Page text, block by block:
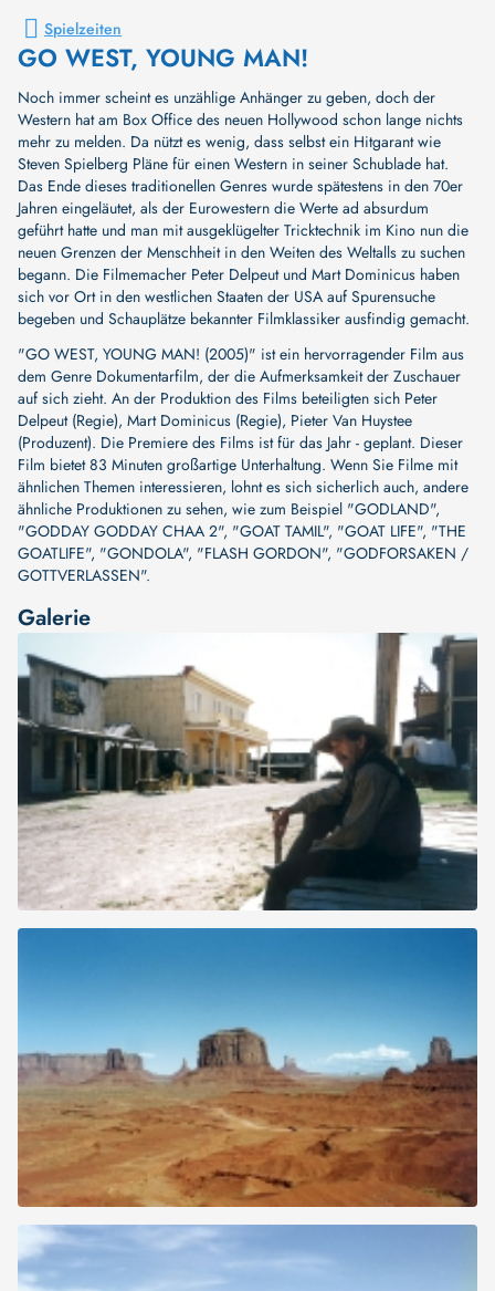
Spielzeiten
GO WEST, YOUNG MAN!
Noch immer scheint es unzählige Anhänger zu geben, doch der
Western hat am Box Office des neuen Hollywood schon lange nichts
mehr zu melden. Da nützt es wenig, dass selbst ein Hitgarant wie
Steven Spielberg Pläne für einen Western in seiner Schublade hat.
Das Ende dieses traditionellen Genres wurde spätestens in den 70er
Jahren eingeläutet, als der Eurowestern die Werte ad absurdum
geführt hatte und man mit ausgeklügelter Tricktechnik im Kino nun die
neuen Grenzen der Menschheit in den Weiten des Weltalls zu suchen
begann. Die Filmemacher Peter Delpeut und Mart Dominicus haben
sich vor Ort in den westlichen Staaten der USA auf Spurensuche
begeben und Schauplätze bekannter Filmklassiker ausfindig gemacht.
"GO WEST, YOUNG MAN! (2005)" ist ein hervorragender Film aus
dem Genre Dokumentarfilm, der die Aufmerksamkeit der Zuschauer
auf sich zieht. An der Produktion des Films beteiligten sich Peter
Delpeut (Regie), Mart Dominicus (Regie), Pieter Van Huystee
(Produzent). Die Premiere des Films ist für das Jahr - geplant. Dieser
Film bietet 83 Minuten großartige Unterhaltung. Wenn Sie Filme mit
ähnlichen Themen interessieren, lohnt es sich sicherlich auch, andere
ähnliche Produktionen zu sehen, wie zum Beispiel "GODLAND",
"GODDAY GODDAY CHAA 2", "GOAT TAMIL", "GOAT LIFE", "THE
GOATLIFE", "GONDOLA", "FLASH GORDON", "GODFORSAKEN /
GOTTVERLASSEN".
Galerie